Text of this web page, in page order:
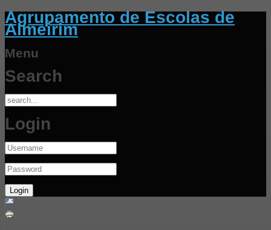
Agrupamento de Escolas de
Almeirim
Menu
Search
Login